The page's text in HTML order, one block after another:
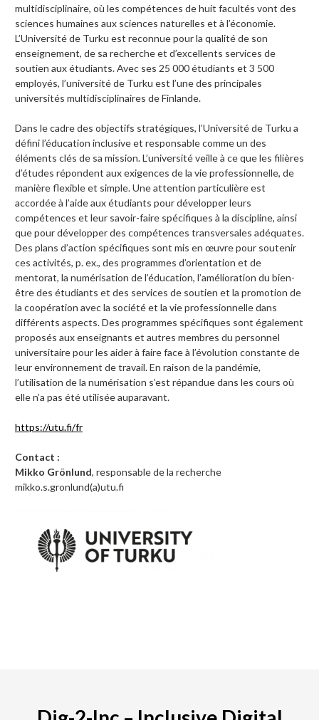
multidisciplinaire, où les compétences de huit facultés vont des
sciences humaines aux sciences naturelles et à l’économie.
L’Université de Turku est reconnue pour la qualité de son
enseignement, de sa recherche et d’excellents services de
soutien aux étudiants. Avec ses 25 000 étudiants et 3 500
employés, l’université de Turku est l’une des principales
universités multidisciplinaires de Finlande.
Dans le cadre des objectifs stratégiques, l’Université de Turku a
défini l’éducation inclusive et responsable comme un des
éléments clés de sa mission. L’université veille à ce que les filières
d’études répondent aux exigences de la vie professionnelle, de
manière flexible et simple. Une attention particulière est
accordée à l’aide aux étudiants pour développer leurs
compétences et leur savoir-faire spécifiques à la discipline, ainsi
que pour développer des compétences transversales adéquates.
Des plans d’action spécifiques sont mis en œuvre pour soutenir
ces activités, p. ex., des programmes d’orientation et de
mentorat, la numérisation de l’éducation, l’amélioration du bien-
être des étudiants et des services de soutien et la promotion de
la coopération avec la société et la vie professionnelle dans
différents aspects. Des programmes spécifiques sont également
proposés aux enseignants et autres membres du personnel
universitaire pour les aider à faire face à l’évolution constante de
leur environnement de travail. En raison de la pandémie,
l’utilisation de la numérisation s’est répandue dans les cours où
elle n’a pas été utilisée auparavant.
https://utu.fi/fr
Contact :
Mikko Grönlund, responsable de la recherche
mikko.s.gronlund(a)utu.fi